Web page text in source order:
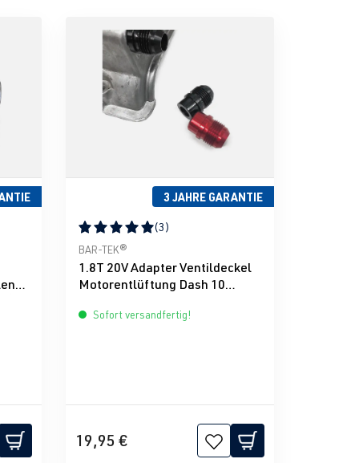
von 0 von 5 Sternen
3 JAHRE GARANTIE
Durchschnittliche Bewertung von 5 von 5 Sternen
(3)
BAR-TEK®
1.8T 20V Adapter Ventildeckel
Motorentlüftung Dash 10
Sofort versandfertig!
19,95 €